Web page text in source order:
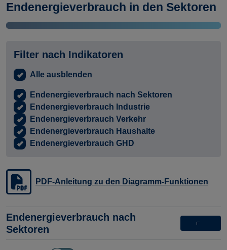
Endenergieverbrauch in den Sektoren
Filter nach Indikatoren
Alle ausblenden
Endenergieverbrauch nach Sektoren
Endenergieverbrauch Industrie
Endenergieverbrauch Verkehr
Endenergieverbrauch Haushalte
Endenergieverbrauch GHD
PDF-Anleitung zu den Diagramm-Funktionen
Endenergieverbrauch nach
Sektoren